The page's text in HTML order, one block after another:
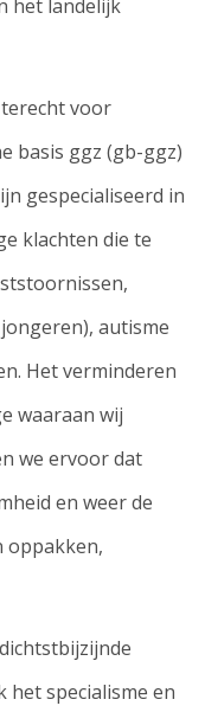
het landelijk
voor
basis ggz (gb-ggz)
gespecialiseerd in
klachten die te
autisme
Het verminderen
waaraan wij
we ervoor dat
en weer de
oppakken,
specialisme en